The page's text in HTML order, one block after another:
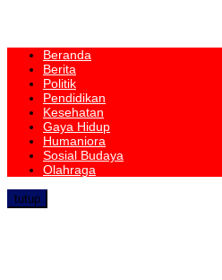
Beranda
Berita
Politik
Pendidikan
Kesehatan
Gaya Hidup
Humaniora
Sosial Budaya
Olahraga
tutup